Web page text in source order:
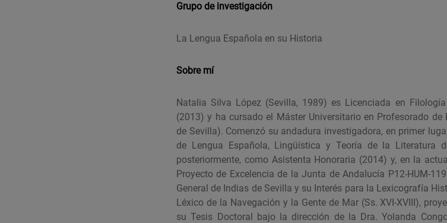
Grupo de investigación
La Lengua Española en su Historia
Sobre mí
Natalia Silva López (Sevilla, 1989) es Licenciada en
(2013) y ha cursado el Máster Universitario en Profesorado de
de Sevilla). Comenzó su andadura investigadora, en primer
de Lengua Española, Lingüística y Teoría de la Literatura
posteriormente, como Asistenta Honoraria (2014) y, en la
Proyecto de Excelencia de la Junta de Andalucía P12-HUM-
General de Indias de Sevilla y su Interés para la Lexicografía
Léxico de la Navegación y la Gente de Mar (Ss. XVI-XVIII),
su Tesis Doctoral bajo la dirección de la Dra. Yolanda